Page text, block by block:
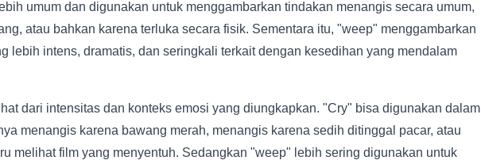
umum dan digunakan untuk menggambarkan tindakan menangis secara umum,
atau bahkan karena terluka secara fisik. Sementara itu, "weep" menggambarkan
lebih intens, dramatis, dan seringkali terkait dengan kesedihan yang mendalam
dari intensitas dan konteks emosi yang diungkapkan. "Cry" bisa digunakan dalam
menangis karena bawang merah, menangis karena sedih ditinggal pacar, atau
melihat film yang menyentuh. Sedangkan "weep" lebih sering digunakan untuk